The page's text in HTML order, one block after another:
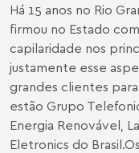
Há 15 anos no Rio
firmou no Estado
capilaridade nos
justamente esse
grandes clientes
estão Grupo
Energia Renovável,
Eletronics do Brasil.